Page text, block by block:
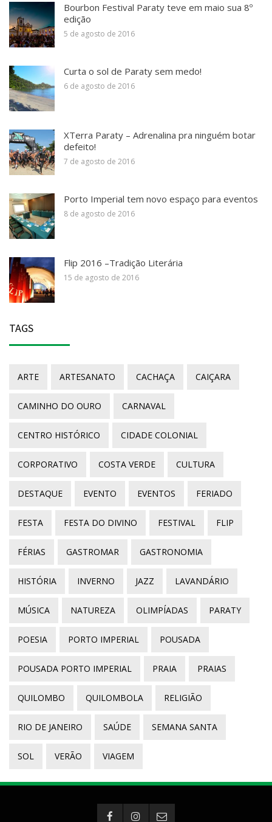
Bourbon Festival Paraty teve em maio sua 8º
edição
5 de agosto de 2016
Curta o sol de Paraty sem medo!
6 de agosto de 2016
XTerra Paraty – Adrenalina pra ninguém botar
defeito!
7 de agosto de 2016
Porto Imperial tem novo espaço para eventos
8 de agosto de 2016
Flip 2016 –Tradição Literária
15 de agosto de 2016
TAGS
ARTE ARTESANATO CACHAÇA CAIÇARA
CAMINHO DO OURO CARNAVAL
CENTRO HISTÓRICO CIDADE COLONIAL
CORPORATIVO COSTA VERDE CULTURA
DESTAQUE EVENTO EVENTOS FERIADO
FESTA FESTA DO DIVINO FESTIVAL FLIP
FÉRIAS GASTROMAR GASTRONOMIA
HISTÓRIA INVERNO JAZZ LAVANDÁRIO
MÚSICA NATUREZA OLIMPÍADAS PARATY
POESIA PORTO IMPERIAL POUSADA
POUSADA PORTO IMPERIAL PRAIA PRAIAS
QUILOMBO QUILOMBOLA RELIGIÃO
RIO DE JANEIRO SAÚDE SEMANA SANTA
SOL VERÃO VIAGEM